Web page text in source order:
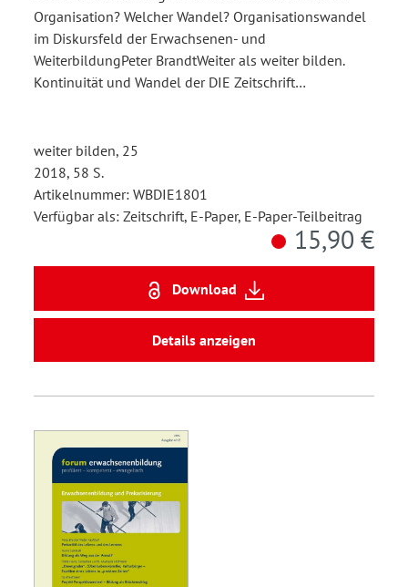
Organisation? Welcher Wandel? Organisationswandel
im Diskursfeld der Erwachsenen- und
WeiterbildungPeter BrandtWeiter als weiter bilden.
Kontinuität und Wandel der DIE Zeitschrift…
weiter bilden, 25
2018, 58 S.
Artikelnummer: WBDIE1801
Verfügbar als: Zeitschrift, E-Paper, E-Paper-Teilbeitrag
15,90 €
Download
Details anzeigen